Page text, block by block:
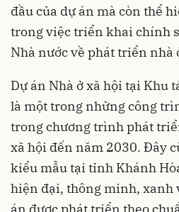
đầu của dự án mà còn thể
trong việc triển khai chính
Nhà nước về phát triển nhà
Dự án Nhà ở xã hội tại Khu
là một trong những công
trong chương trình phát
xã hội đến năm 2030. Đây
kiểu mẫu tại tỉnh Khánh
hiện đại, thông minh, xanh